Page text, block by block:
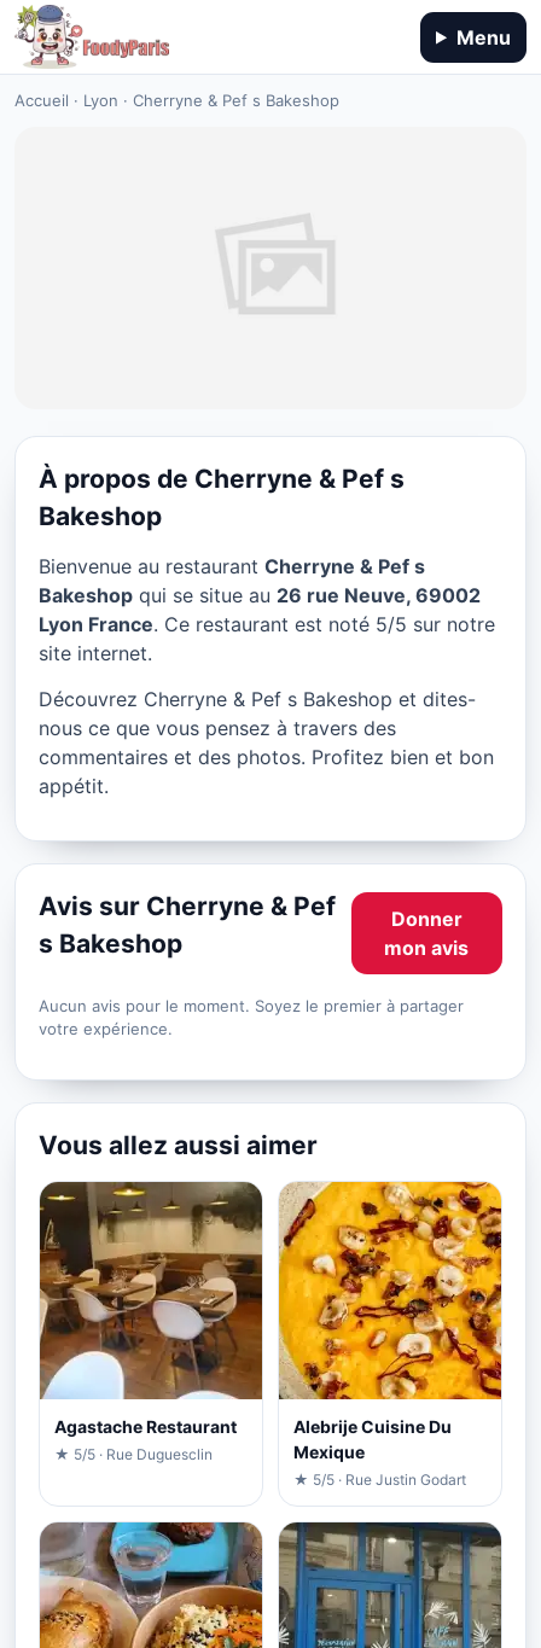
Menu
Accueil · Lyon · Cherryne & Pef s Bakeshop
RESTAURANT
Cherryne & Pef s Bakeshop
à Lyon
★ 5/5
À propos de Cherryne & Pef s
Bakeshop
Bienvenue au restaurant Cherryne & Pef s
Bakeshop qui se situe au 26 rue Neuve, 69002
Lyon France. Ce restaurant est noté 5/5 sur notre
site internet.
Découvrez Cherryne & Pef s Bakeshop et dites-
nous ce que vous pensez à travers des
commentaires et des photos. Profitez bien et bon
appétit.
Avis sur Cherryne & Pef
s Bakeshop
Donner
mon avis
Aucun avis pour le moment. Soyez le premier à partager
votre expérience.
Vous allez aussi aimer
Agastache Restaurant
★ 5/5 · Rue Duguesclin
Alebrije Cuisine Du
Mexique
★ 5/5 · Rue Justin Godart